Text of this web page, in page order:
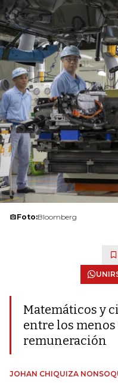
Foto:Bloomberg
Matemáticos y
entre los
remuneración
JOHAN CHIQUIZA